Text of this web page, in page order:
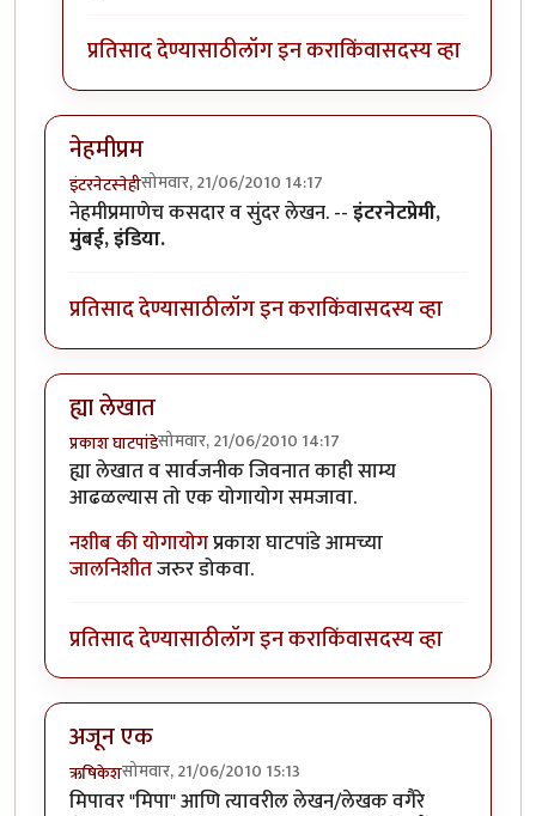
प्रतिसाद देण्यासाठीलॉग इन कराकिंवासदस्य व्हा
नेहमीप्रम
इंटरनेटस्नेहीसोमवार, 21/06/2010 14:17
नेहमीप्रमाणेच कसदार व सुंदर लेखन. --इंटरनेटप्रेमी,
मुंबई, इंडिया.
प्रतिसाद देण्यासाठीलॉग इन कराकिंवासदस्य व्हा
ह्या लेखात
प्रकाश घाटपांडेसोमवार, 21/06/2010 14:17
ह्या लेखात व सार्वजनीक जिवनात काही साम्य
आढळल्यास तो एक योगायोग समजावा.
नशीब की योगायोगप्रकाश घाटपांडे आमच्या
जालनिशीतजरुर डोकवा.
प्रतिसाद देण्यासाठीलॉग इन कराकिंवासदस्य व्हा
अजून एक
ऋषिकेशसोमवार, 21/06/2010 15:13
मिपावर "मिपा" आणि त्यावरील लेखन/लेखक वगैरे